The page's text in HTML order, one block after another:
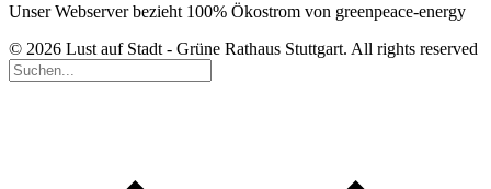
Unser Webserver bezieht 100% Ökostrom von greenpeace-energy
© 2026 Lust auf Stadt - Grüne Rathaus Stuttgart. All rights reserved